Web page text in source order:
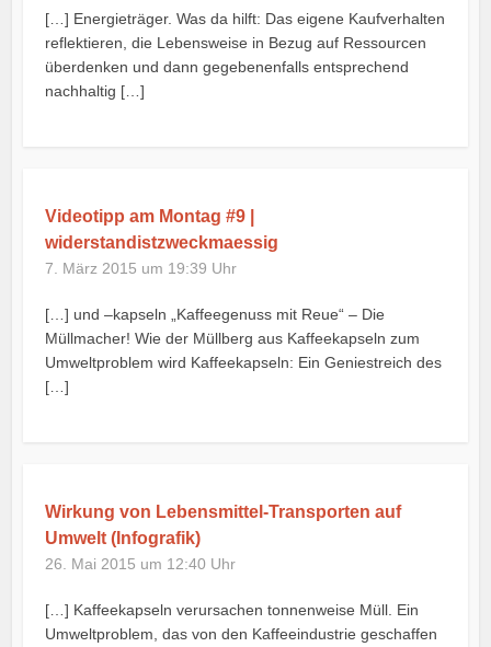
[…] Energieträger. Was da hilft: Das eigene Kaufverhalten
reflektieren, die Lebensweise in Bezug auf Ressourcen
überdenken und dann gegebenenfalls entsprechend
nachhaltig […]
Videotipp am Montag #9 |
widerstandistzweckmaessig
7. März 2015 um 19:39 Uhr
[…] und –kapseln „Kaffeegenuss mit Reue“ – Die
Müllmacher! Wie der Müllberg aus Kaffeekapseln zum
Umweltproblem wird Kaffeekapseln: Ein Geniestreich des
[…]
Wirkung von Lebensmittel-Transporten auf
Umwelt (Infografik)
26. Mai 2015 um 12:40 Uhr
[…] Kaffeekapseln verursachen tonnenweise Müll. Ein
Umweltproblem, das von den Kaffeeindustrie geschaffen